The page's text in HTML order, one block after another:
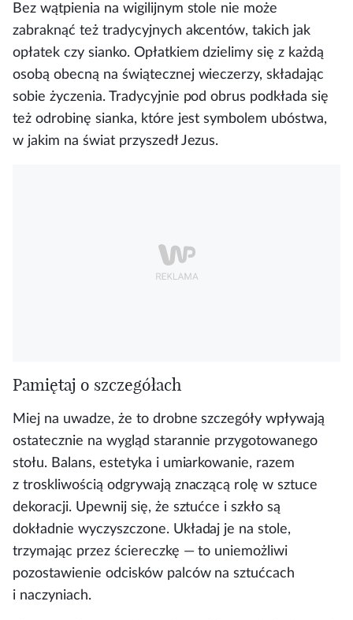
Bez wątpienia na wigilijnym stole nie może
zabraknąć też tradycyjnych akcentów, takich jak
opłatek czy sianko. Opłatkiem dzielimy się z każdą
osobą obecną na świątecznej wieczerzy, składając
sobie życzenia. Tradycyjnie pod obrus podkłada się
też odrobinę sianka, które jest symbolem ubóstwa,
w jakim na świat przyszedł Jezus.
Pamiętaj o szczegółach
Miej na uwadze, że to drobne szczegóły wpływają
ostatecznie na wygląd starannie przygotowanego
stołu. Balans, estetyka i umiarkowanie, razem
z troskliwością odgrywają znaczącą rolę w sztuce
dekoracji. Upewnij się, że sztućce i szkło są
dokładnie wyczyszczone. Układaj je na stole,
trzymając przez ściereczkę — to uniemożliwi
pozostawienie odcisków palców na sztućcach
i naczyniach.